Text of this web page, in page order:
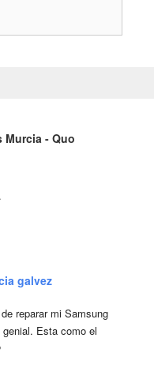
Murcia - Quo
galvez
reparar mi Samsung
Esta como el